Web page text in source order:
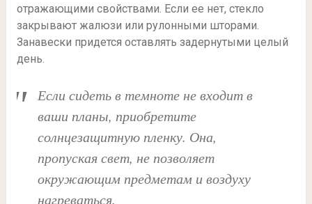
отражающими свойствами. Если ее нет, стекло
закрывают жалюзи или рулонными шторами.
Занавески придется оставлять задернутыми целый
день.
Если сидеть в темноте не входит в
ваши планы, приобретите
солнцезащитную пленку. Она,
пропуская свет, не позволяет
окружающим предметам и воздуху
нагреваться.